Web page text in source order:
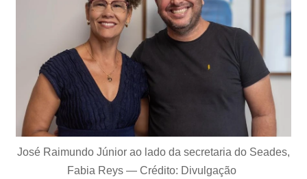
José Raimundo Júnior ao lado da secretaria do Seades,
Fabia Reys— Crédito: Divulgação